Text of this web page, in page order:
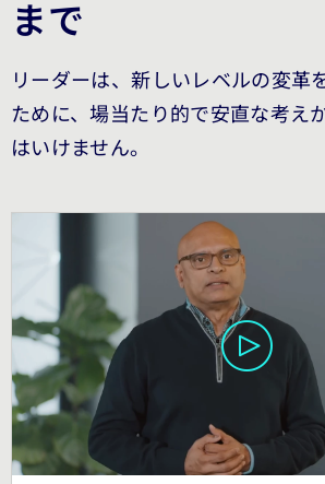
まで
リーダーは、新しいレベルの変革
ために、場当たり的で安直な考え
はいけません。